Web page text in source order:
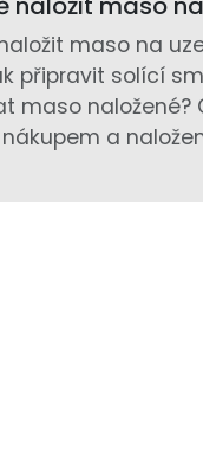
maso na
připravit solící
maso naložené?
a